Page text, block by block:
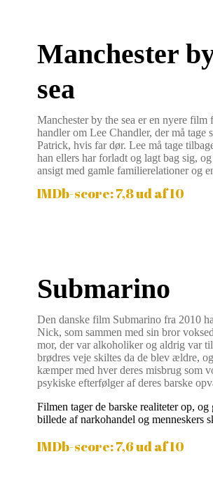
Manchester
sea
Manchester by the sea er en nyere film
handler om Lee Chandler, der må tage
Patrick, hvis far dør. Lee må tage
han ellers har forladt og lagt bag sig,
ansigt med gamle familierelationer og
IMDb-score: 7,8 ud af 10
Submarino
Den danske film Submarino fra 2010
Nick, som sammen med sin bror
mor, der var alkoholiker og aldrig var
brødres veje skiltes da de blev ældre,
kæmper med hver deres misbrug som
psykiske efterfølger af deres barske
Filmen tager de barske realiteter op, og
billede af narkohandel og menneskers
IMDb-score: 7,6 ud af 10